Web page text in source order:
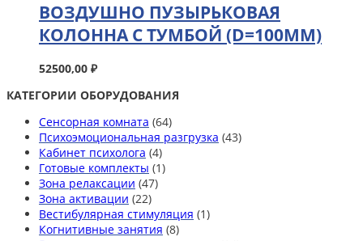
ВОЗДУШНО ПУЗЫРЬКОВАЯ
КОЛОННА С ТУМБОЙ (D=100ММ)
52500,00 ₽
КАТЕГОРИИ ОБОРУДОВАНИЯ
Сенсорная комната (64)
Психоэмоциональная разгрузка (43)
Кабинет психолога (4)
Готовые комплекты (1)
Зона релаксации (47)
Зона активации (22)
Вестибулярная стимуляция (1)
Когнитивные занятия (8)